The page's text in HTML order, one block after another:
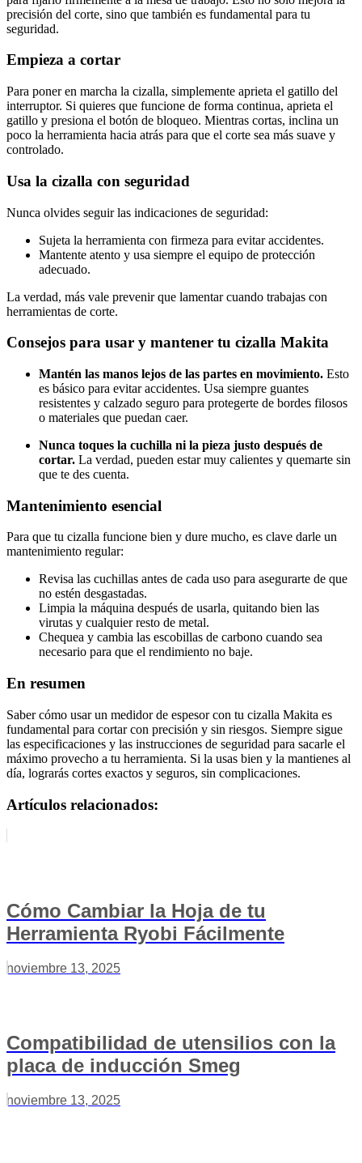
precisión del corte, sino que también es fundamental para tu
seguridad.
Empieza a cortar
Para poner en marcha la cizalla, simplemente aprieta el gatillo del
interruptor. Si quieres que funcione de forma continua, aprieta el
gatillo y presiona el botón de bloqueo. Mientras cortas, inclina un
poco la herramienta hacia atrás para que el corte sea más suave y
controlado.
Usa la cizalla con seguridad
Nunca olvides seguir las indicaciones de seguridad:
Sujeta la herramienta con firmeza para evitar accidentes.
Mantente atento y usa siempre el equipo de protección
adecuado.
La verdad, más vale prevenir que lamentar cuando trabajas con
herramientas de corte.
Consejos para usar y mantener tu cizalla Makita
Mantén las manos lejos de las partes en movimiento. Esto
es básico para evitar accidentes. Usa siempre guantes
resistentes y calzado seguro para protegerte de bordes filosos
o materiales que puedan caer.
Nunca toques la cuchilla ni la pieza justo después de
cortar. La verdad, pueden estar muy calientes y quemarte sin
que te des cuenta.
Mantenimiento esencial
Para que tu cizalla funcione bien y dure mucho, es clave darle un
mantenimiento regular:
Revisa las cuchillas antes de cada uso para asegurarte de que
no estén desgastadas.
Limpia la máquina después de usarla, quitando bien las
virutas y cualquier resto de metal.
Chequea y cambia las escobillas de carbono cuando sea
necesario para que el rendimiento no baje.
En resumen
Saber cómo usar un medidor de espesor con tu cizalla Makita es
fundamental para cortar con precisión y sin riesgos. Siempre sigue
las especificaciones y las instrucciones de seguridad para sacarle el
máximo provecho a tu herramienta. Si la usas bien y la mantienes al
día, lograrás cortes exactos y seguros, sin complicaciones.
Artículos relacionados:
Cómo Cambiar la Hoja de tu
Herramienta Ryobi Fácilmente
noviembre 13, 2025
Compatibilidad de utensilios con la
placa de inducción Smeg
noviembre 13, 2025